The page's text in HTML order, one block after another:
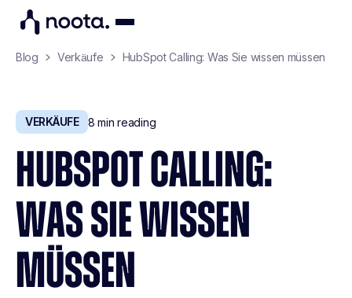
Blog Verkäufe HubSpot Calling: Was Sie wissen müssen
VERKÄUFE 8 min reading
HUBSPOT CALLING:
WAS SIE WISSEN
MÜSSEN